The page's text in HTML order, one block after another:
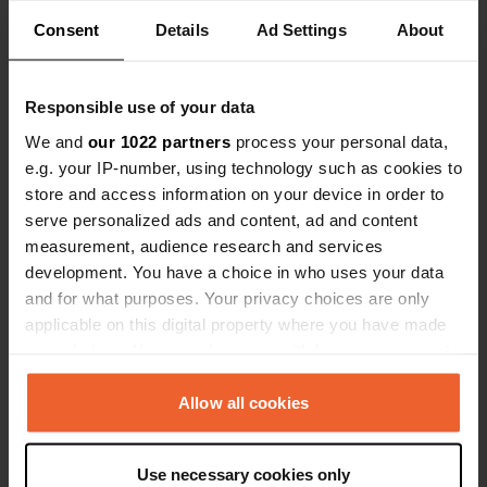
Consent Details Ad Settings About
Responsible use of your data
We and our 1022 partners process your personal data,
e.g. your IP-number, using technology such as cookies to
store and access information on your device in order to
serve personalized ads and content, ad and content
measurement, audience research and services
development. You have a choice in who uses your data
and for what purposes. Your privacy choices are only
applicable on this digital property where you have made
any time from the Cookie Declaration or by clicking on
the Privacy trigger icon.Allow all cookies
Use necessary cookies only
Contact
Emplacement
Place Saint-Exupéry
63300, Thiers, France
Coordonnées
45° 51' 24" N 3° 32' 39" E
Copie
45.8567 3.54428